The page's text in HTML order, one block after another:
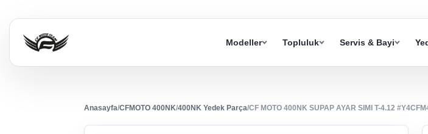
Modeller Topluluk Servis & Bayi
Anasayfa/CFMOTO 400NK/400NK Yedek Parça/CF MOTO 400NK SUPAP AYAR SIMI T-4.12